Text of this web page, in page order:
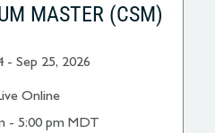
MASTER (CSM)
- Sep 25, 2026
Online
- 5:00 pm MDT